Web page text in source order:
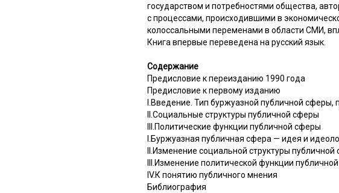
государством и потребностями общества,
с процессами, происходившими в
колоссальными переменами в области СМИ,
Книга впервые переведена на русский язык.
Содержание
Предисловие к переизданию 1990 года
Предисловие к первому изданию
I.Введение. Тип буржуазной публичной сферы,
II.Социальные структуры публичной сферы
III.Политические функции публичной сферы
I.Буржуазная публичная сфера — идея и
II.Изменение социальной структуры публичной
III.Изменение политической функции
IV.К понятию публичного мнения
Библиография